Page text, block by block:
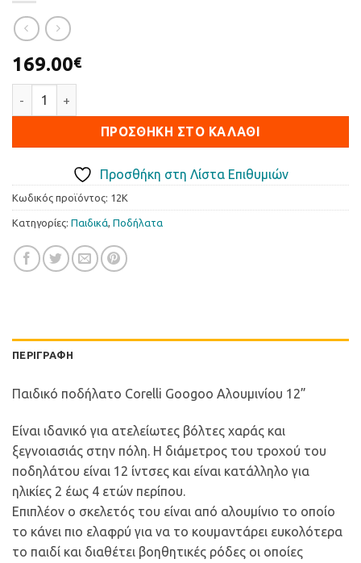
169.00€
ΠΡΟΣΘΉΚΗ ΣΤΟ ΚΑΛΆΘΙ
Προσθήκη στη Λίστα Επιθυμιών
Κωδικός προϊόντος: 12K
Κατηγορίες: Παιδικά, Ποδήλατα
ΠΕΡΙΓΡΑΦΉ
Παιδικό ποδήλατο Corelli Googoo Αλουμινίου 12”
Eίναι ιδανικό για ατελείωτες βόλτες χαράς και
ξεγνοιασιάς στην πόλη. Η διάμετρος του τροχού του
ποδηλάτου είναι 12 ίντσες και είναι κατάλληλο για
ηλικίες 2 έως 4 ετών περίπου.
Επιπλέον ο σκελετός του είναι από αλουμίνιο το οποίο
το κάνει πιο ελαφρύ για να το κουμαντάρει ευκολότερα
το παιδί και διαθέτει βοηθητικές ρόδες οι οποίες